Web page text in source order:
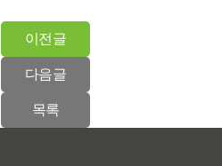
이전글
다음글
목록